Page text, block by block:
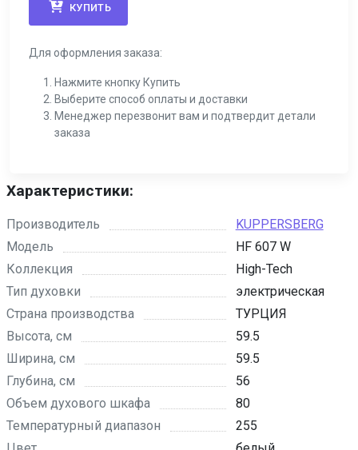
КУПИТЬ
Для оформления заказа:
Нажмите кнопку Купить
Выберите способ оплаты и доставки
Менеджер перезвонит вам и подтвердит детали
заказа
Характеристики:
Производитель
KUPPERSBERG
Модель
HF 607 W
Коллекция
High-Tech
Тип духовки
электрическая
Страна производства
ТУРЦИЯ
Высота, см
59.5
Ширина, см
59.5
Глубина, см
56
Объем духового шкафа
80
Температурный диапазон
255